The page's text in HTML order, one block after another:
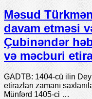
Məsud
davam etməsi
Çubinəndər
və məcburi
GADTB: 1404-cü ilin
etirazları zamanı
Münfərd 1405-ci …